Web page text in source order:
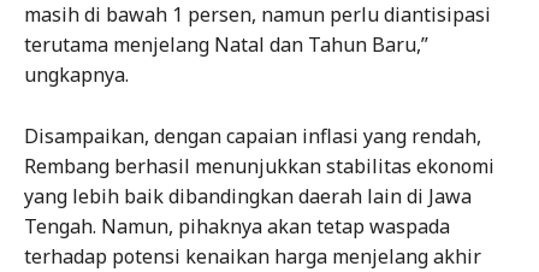
masih di bawah 1 persen, namun perlu diantisipasi
terutama menjelang Natal dan Tahun Baru,”
ungkapnya.
Disampaikan, dengan capaian inflasi yang rendah,
Rembang berhasil menunjukkan stabilitas ekonomi
yang lebih baik dibandingkan daerah lain di Jawa
Tengah. Namun, pihaknya akan tetap waspada
terhadap potensi kenaikan harga menjelang akhir